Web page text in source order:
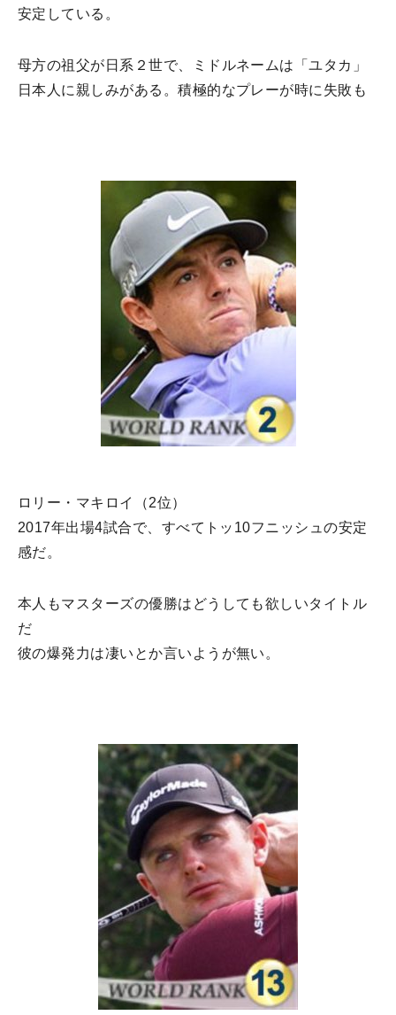
安定している。
母方の祖父が日系２世で、ミドルネームは「ユタカ」
日本人に親しみがある。積極的なプレーが時に失敗も
ロリー・マキロイ（2位）
2017年出場4試合で、すべてトッ10フニッシュの安定
感だ。
本人もマスターズの優勝はどうしても欲しいタイトル
だ
彼の爆発力は凄いとか言いようが無い。